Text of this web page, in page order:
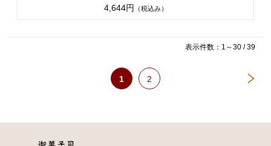
4,644円
（税込み）
表示件数：1～30 / 39
1 2